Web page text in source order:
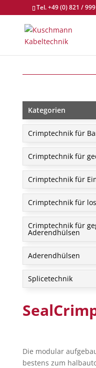
Tel. +49 (0) 821 /
Kategorien
Crimptechnik für
Crimptechnik für
Crimptechnik für
Crimptechnik für
Crimptechnik für
Aderendhülsen
Aderendhülsen
Splicetechnik
Die modular
bestens zum